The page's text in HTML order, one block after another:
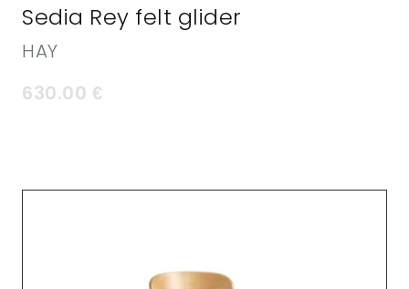
Sedia Rey felt glider
HAY
630.00 €